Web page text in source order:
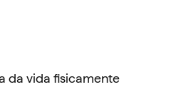
da vida fisicamente